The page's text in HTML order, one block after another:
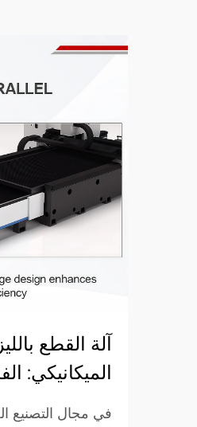
آلة القطع
الميكانيكي:
في مجال التصنيع